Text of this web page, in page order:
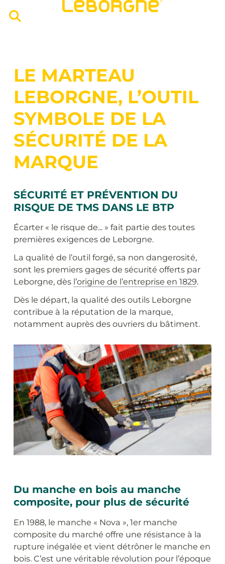
LE MARTEAU
LEBORGNE, L’OUTIL
SYMBOLE DE LA
SÉCURITÉ DE LA
MARQUE
SÉCURITÉ ET PRÉVENTION DU
RISQUE DE TMS DANS LE BTP
Écarter « le risque de... » fait partie des toutes
premières exigences de Leborgne.
La qualité de l’outil forgé, sa non dangerosité,
sont les premiers gages de sécurité offerts par
Leborgne, dès l’origine de l’entreprise en 1829.
Dès le départ, la qualité des outils Leborgne
contribue à la réputation de la marque,
notamment auprès des ouvriers du bâtiment.
Du manche en bois au manche
composite, pour plus de sécurité
En 1988, le manche « Nova », 1er manche
composite du marché offre une résistance à la
rupture inégalée et vient détrôner le manche en
bois. C’est une véritable révolution pour l’époque